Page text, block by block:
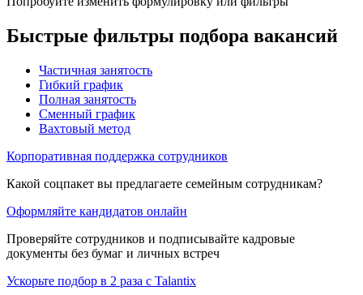
Быстрые фильтры подбора вакансий
Частичная занятость
Гибкий график
Полная занятость
Сменный график
Вахтовый метод
Корпоративная поддержка сотрудников
Какой соцпакет вы предлагаете семейным сотрудникам?
Оформляйте кандидатов онлайн
Проверяйте сотрудников и подписывайте кадровые
документы без бумаг и личных встреч
Ускорьте подбор в 2 раза с Talantix